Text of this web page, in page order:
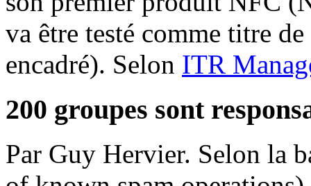
va être testé comme titre
encadré). Selon ITR
200 groupes sont
Par Guy Hervier. Selon la